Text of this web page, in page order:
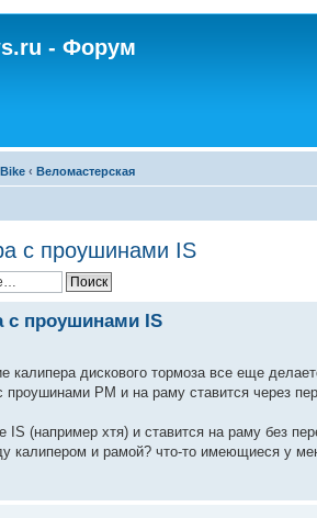
- Форум
Bike ‹ Веломастерская
с проушинами IS
с проушинами IS
калипера дискового тормоза все еще
PM и на раму ставится через
IS (например хтя) и ставится на раму без
калипером и рамой? что-то имеющиеся у